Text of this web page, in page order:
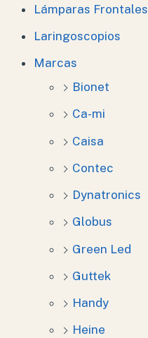
Lámparas Frontales
Laringoscopios
Marcas
Bionet
Ca-mi
Caisa
Contec
Dynatronics
Globus
Green Led
Guttek
Handy
Heine